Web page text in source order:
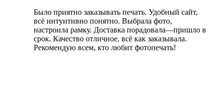
Было приятно заказывать печать. Удобный сайт,
всё интуитивно понятно. Выбрала фото,
настроила рамку. Доставка порадовала—пришло в
срок. Качество отличное, всё как заказывала.
Рекомендую всем, кто любит фотопечать!